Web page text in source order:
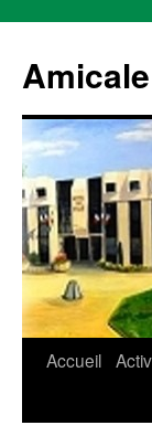
contenu
Accueil